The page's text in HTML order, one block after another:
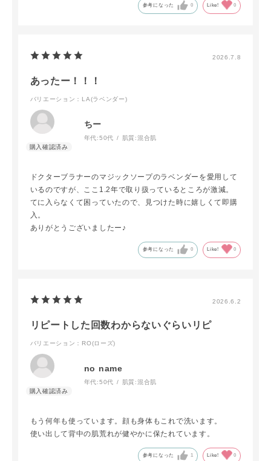
参考になった 0 Like! 0
2026.7.8
あったー！！！
バリエーション：LA(ラベンダー)
ちー
年代:50代 肌質:混合肌
ドクターブラナーのマジックソープのラベンダーを愛用して
いるのですが、ここ1.2年で取り扱っているところが激減。
てに入らなくて困っていたので、見つけた時に嬉しくて即購
入。
ありがとうございましたー♪
参考になった 0 Like! 0
2026.6.2
リピートした回数わからないぐらいリピ
バリエーション：RO(ローズ)
no name
年代:50代 肌質:混合肌
もう何年も使っています。顔も身体もこれで洗います。
使い出して背中の肌荒れが健やかに保たれています。
参考になった 1 Like! 0